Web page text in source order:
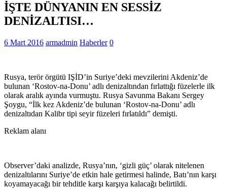
İŞTE DÜNYANIN EN SESSİZ
DENİZALTISI…
6 Mart 2016 armadmin Haberler 0
Rusya, terör örgütü IŞİD’in Suriye’deki mevzilerini Akdeniz’de
bulunan ‘Rostov-na-Donu’ adlı denizaltından fırlattığı füzelerle ilk
olarak aralık ayında vurmuştu. Rusya Savunma Bakanı Sergey
Şoygu, “İlk kez Akdeniz’de bulunan ‘Rostov-na-Donu’ adlı
denizaltıdan Kalibr tipi seyir füzeleri fırlatıldı” demişti.
Reklam alanı
Observer’daki analizde, Rusya’nın, ‘gizli güç’ olarak nitelenen
denizaltılarını Suriye’de etkin hale getirmesi halinde, Batı’nın karşı
koyamayacağı bir tehditle karşı karşıya kalacağı belirtildi.